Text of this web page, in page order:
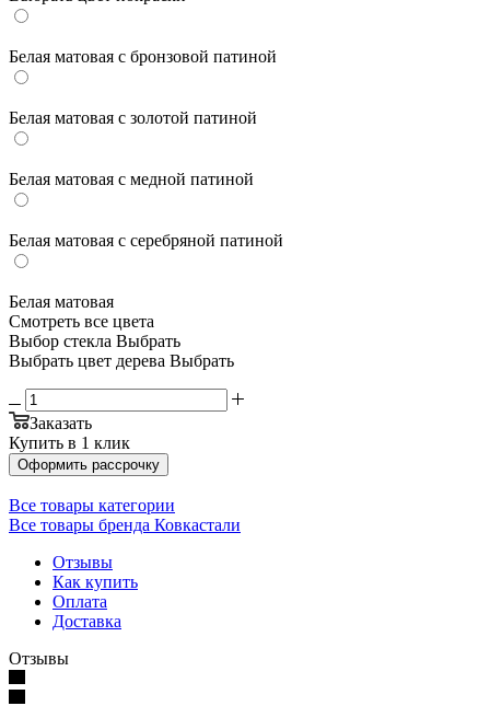
Белая матовая с бронзовой патиной
Белая матовая с золотой патиной
Белая матовая с медной патиной
Белая матовая с серебряной патиной
Белая матовая
Смотреть все цвета
Выбор стекла Выбрать
Выбрать цвет дерева Выбрать
Заказать
Купить в 1 клик
Оформить рассрочку
Все товары категории
Все товары бренда Ковкастали
Отзывы
Как купить
Оплата
Доставка
Отзывы